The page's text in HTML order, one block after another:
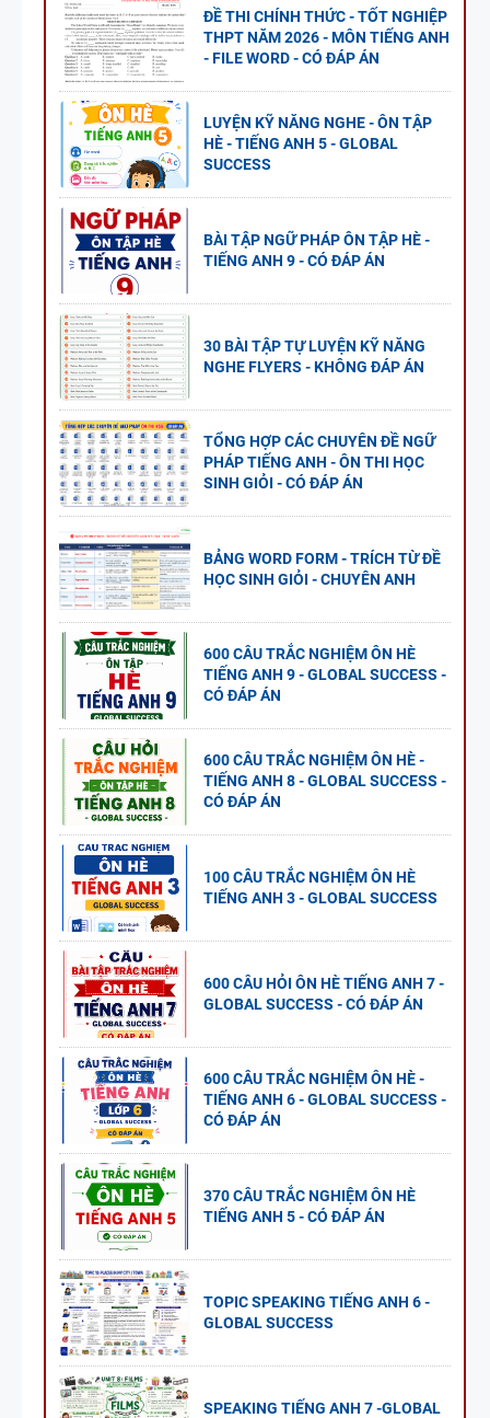
ĐỀ THI CHÍNH THỨC - TỐT NGHIỆP
THPT NĂM 2026 - MÔN TIẾNG ANH
- FILE WORD - CÓ ĐÁP ÁN
LUYỆN KỸ NĂNG NGHE - ÔN TẬP
HÈ - TIẾNG ANH 5 - GLOBAL
SUCCESS
BÀI TẬP NGỮ PHÁP ÔN TẬP HÈ -
TIẾNG ANH 9 - CÓ ĐÁP ÁN
30 BÀI TẬP TỰ LUYỆN KỸ NĂNG
NGHE FLYERS - KHÔNG ĐÁP ÁN
TỔNG HỢP CÁC CHUYÊN ĐỀ NGỮ
PHÁP TIẾNG ANH - ÔN THI HỌC
SINH GIỎI - CÓ ĐÁP ÁN
BẢNG WORD FORM - TRÍCH TỪ ĐỀ
HỌC SINH GIỎI - CHUYÊN ANH
600 CÂU TRẮC NGHIỆM ÔN HÈ
TIẾNG ANH 9 - GLOBAL SUCCESS -
CÓ ĐÁP ÁN
600 CÂU TRẮC NGHIỆM ÔN HÈ -
TIẾNG ANH 8 - GLOBAL SUCCESS -
CÓ ĐÁP ÁN
100 CÂU TRẮC NGHIỆM ÔN HÈ
TIẾNG ANH 3 - GLOBAL SUCCESS
600 CÂU HỎI ÔN HÈ TIẾNG ANH 7 -
GLOBAL SUCCESS - CÓ ĐÁP ÁN
600 CÂU TRẮC NGHIỆM ÔN HÈ -
TIẾNG ANH 6 - GLOBAL SUCCESS -
CÓ ĐÁP ÁN
370 CÂU TRẮC NGHIỆM ÔN HÈ
TIẾNG ANH 5 - CÓ ĐÁP ÁN
TOPIC SPEAKING TIẾNG ANH 6 -
GLOBAL SUCCESS
SPEAKING TIẾNG ANH 7 -GLOBAL